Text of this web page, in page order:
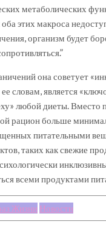
метаболических
этих макроса
организм будет
она советует
словам, является
любой диеты. Вместо
рацион больше
питательными
таких как свежие
всеми продуктами
Жизни Новости